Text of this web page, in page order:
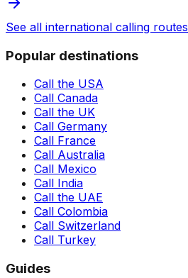
See all international calling routes
Popular destinations
Call the USA
Call Canada
Call the UK
Call Germany
Call France
Call Australia
Call Mexico
Call India
Call the UAE
Call Colombia
Call Switzerland
Call Turkey
Guides